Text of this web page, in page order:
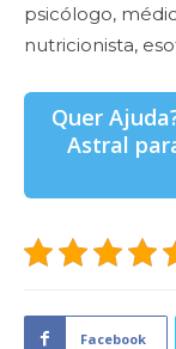
psicólogo,
nutricionista,
Quer
Astral
Facebook